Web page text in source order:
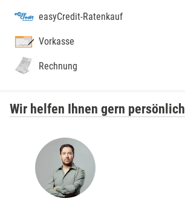
easyCredit-Ratenkauf
Vorkasse
Rechnung
Wir helfen Ihnen gern persönlich